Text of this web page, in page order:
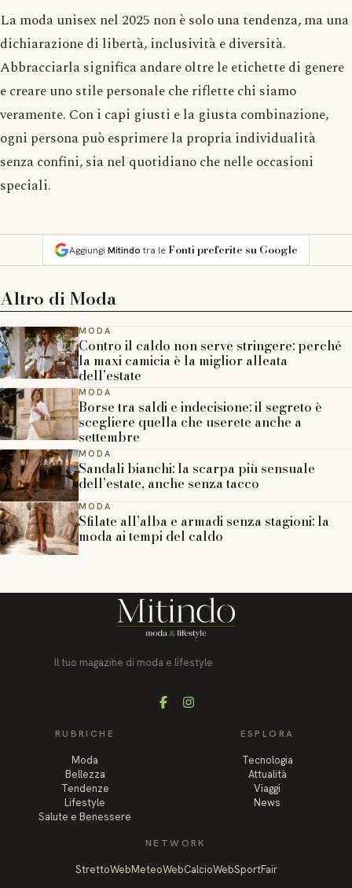
La moda unisex nel 2025 non è solo una tendenza, ma una
dichiarazione di libertà, inclusività e diversità.
Abbracciarla significa andare oltre le etichette di genere
e creare uno stile personale che riflette chi siamo
veramente. Con i capi giusti e la giusta combinazione,
ogni persona può esprimere la propria individualità
senza confini, sia nel quotidiano che nelle occasioni
speciali.
Aggiungi Mitindotra le Fonti preferite su Google
Altro di Moda
MODA
Contro il caldo non serve stringere: perché
la maxi camicia è la miglior alleata
dell’estate
MODA
Borse tra saldi e indecisione: il segreto è
scegliere quella che userete anche a
settembre
MODA
Sandali bianchi: la scarpa più sensuale
dell’estate, anche senza tacco
MODA
Sfilate all’alba e armadi senza stagioni: la
moda ai tempi del caldo
Il tuo magazine di moda e lifestyle
FacebookInstagram
RUBRICHE
Moda
Bellezza
Tendenze
Lifestyle
Salute e Benessere
ESPLORA
Tecnologia
Attualità
Viaggi
News
NETWORK
StrettoWebMeteoWebCalcioWebSportFair